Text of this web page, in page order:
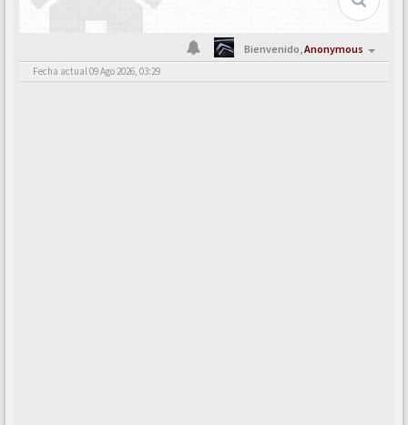
Bienvenido,Anonymous
Fecha actual 09 Ago 2026, 03:29